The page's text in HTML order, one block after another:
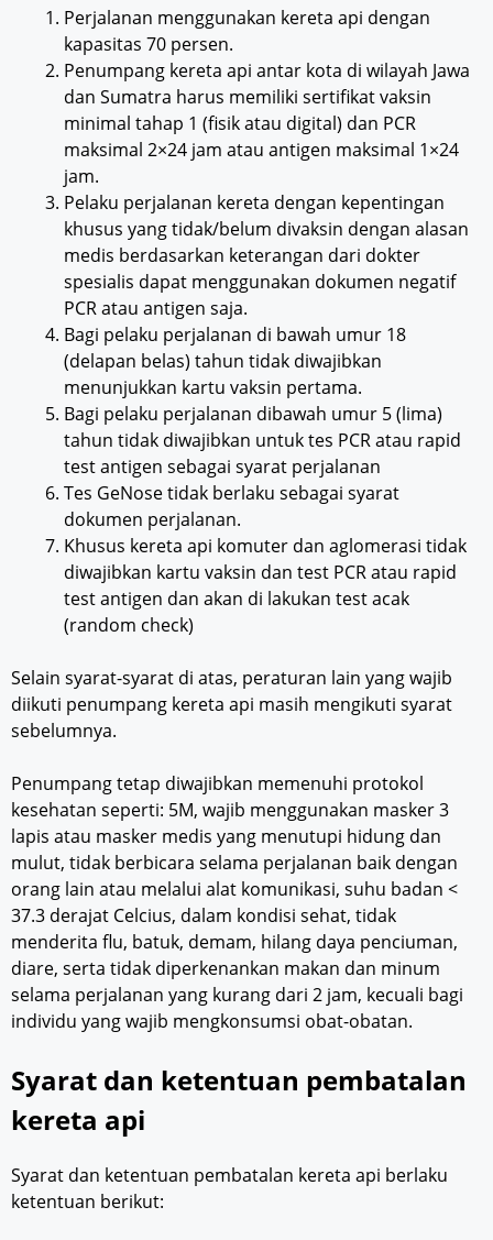
Perjalanan menggunakan kereta api dengan
kapasitas 70 persen.
Penumpang kereta api antar kota di wilayah Jawa
dan Sumatra harus memiliki sertifikat vaksin
minimal tahap 1 (fisik atau digital) dan PCR
maksimal 2×24 jam atau antigen maksimal 1×24
jam.
Pelaku perjalanan kereta dengan kepentingan
khusus yang tidak/belum divaksin dengan alasan
medis berdasarkan keterangan dari dokter
spesialis dapat menggunakan dokumen negatif
PCR atau antigen saja.
Bagi pelaku perjalanan di bawah umur 18
(delapan belas) tahun tidak diwajibkan
menunjukkan kartu vaksin pertama.
Bagi pelaku perjalanan dibawah umur 5 (lima)
tahun tidak diwajibkan untuk tes PCR atau rapid
test antigen sebagai syarat perjalanan
Tes GeNose tidak berlaku sebagai syarat
dokumen perjalanan.
Khusus kereta api komuter dan aglomerasi tidak
diwajibkan kartu vaksin dan test PCR atau rapid
test antigen dan akan di lakukan test acak
(random check)
Selain syarat-syarat di atas, peraturan lain yang wajib
diikuti penumpang kereta api masih mengikuti syarat
sebelumnya.
Penumpang tetap diwajibkan memenuhi protokol
kesehatan seperti: 5M, wajib menggunakan masker 3
lapis atau masker medis yang menutupi hidung dan
mulut, tidak berbicara selama perjalanan baik dengan
orang lain atau melalui alat komunikasi, suhu badan <
37.3 derajat Celcius, dalam kondisi sehat, tidak
menderita flu, batuk, demam, hilang daya penciuman,
diare, serta tidak diperkenankan makan dan minum
selama perjalanan yang kurang dari 2 jam, kecuali bagi
individu yang wajib mengkonsumsi obat-obatan.
Syarat dan ketentuan pembatalan
kereta api
Syarat dan ketentuan pembatalan kereta api berlaku
ketentuan berikut: